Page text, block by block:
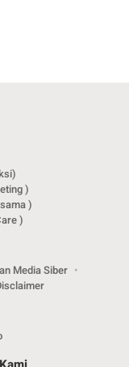
)
)
)
Media Siber